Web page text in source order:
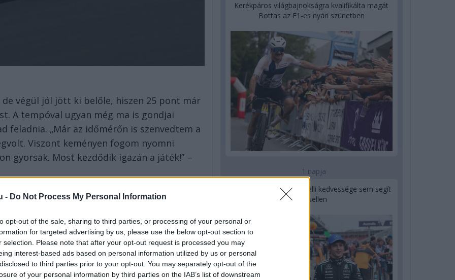
- Do Not Process My Personal Information
opt-out of the sale, sharing to third parties, or processing of your personal or
for targeted advertising by us, please use the below opt-out section to
selection. Please note that after your opt-out request is processed you may
interest-based ads based on personal information utilized by us or personal
to third parties prior to your opt-out. You may separately opt-out of the
of your personal information by third parties on the IAB’s list of downstream
de végül jól jött ki belőle, hiszen 25 pont már
A tempóval ugyan még ma is gondjai
feladnia. „Már az időmérőn is szenvedtem a
Viszont keményen fogom nyomni
gyorsak. Most kezdődik igazán a játék!” –
az alábbi gombokkal:
Kerékpáros világbajnokságra kvalifikálta magát
Bottas az F1-es nyári szünetben
1 napja
Montoya szerint Antonelli kedvessége sem segít
Russellen